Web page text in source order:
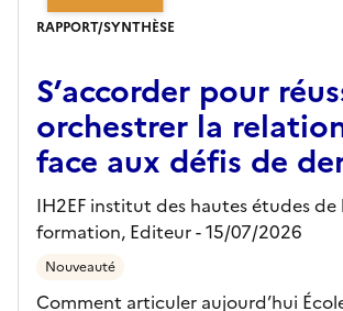
RAPPORT/SYNTHÈSE
S’accorder pour
orchestrer la
face aux défis de
IH2EF institut des hautes études
formation, Editeur- 15/07/2026
Nouveauté
Comment articuler aujourd’hui